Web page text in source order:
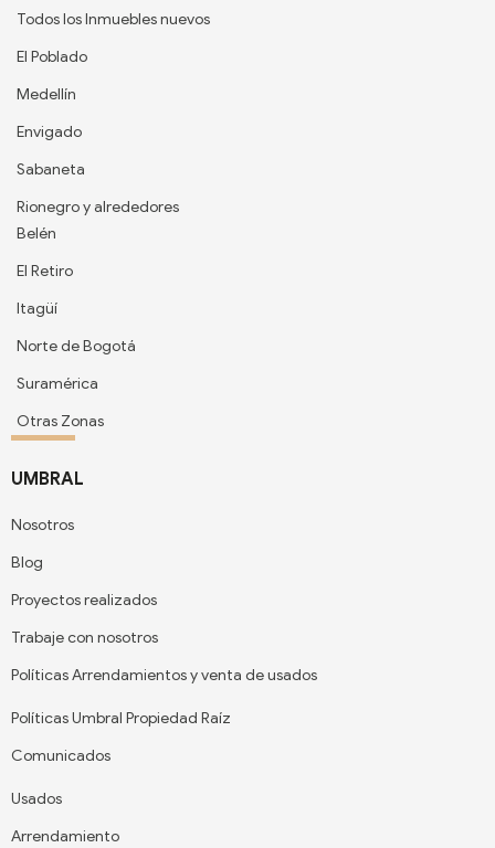
Todos los Inmuebles nuevos
El Poblado
Medellín
Envigado
Sabaneta
Rionegro y alrededores
Belén
El Retiro
Itagüí
Norte de Bogotá
Suramérica
Otras Zonas
UMBRAL
Nosotros
Blog
Proyectos realizados
Trabaje con nosotros
Políticas Arrendamientos y venta de usados
Políticas Umbral Propiedad Raíz
Comunicados
Usados
Arrendamiento